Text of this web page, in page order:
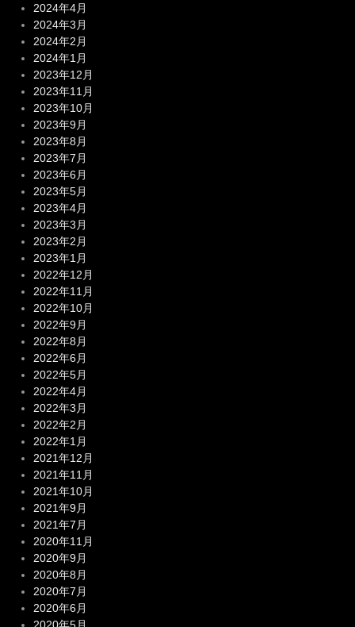
2024年4月
2024年3月
2024年2月
2024年1月
2023年12月
2023年11月
2023年10月
2023年9月
2023年8月
2023年7月
2023年6月
2023年5月
2023年4月
2023年3月
2023年2月
2023年1月
2022年12月
2022年11月
2022年10月
2022年9月
2022年8月
2022年6月
2022年5月
2022年4月
2022年3月
2022年2月
2022年1月
2021年12月
2021年11月
2021年10月
2021年9月
2021年7月
2020年11月
2020年9月
2020年8月
2020年7月
2020年6月